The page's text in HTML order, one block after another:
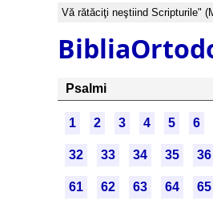
Vă rătăciţi neştiind Scripturile"
Psalmi
1 2 3 4 5 6
32 33 34 35 36
61 62 63 64 65